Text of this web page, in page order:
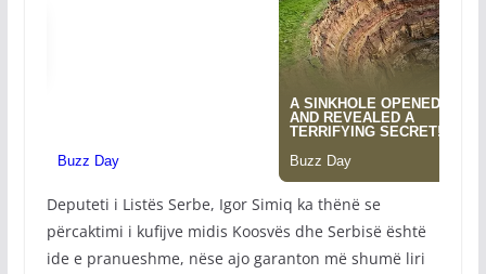
Deputeti i Listës Serbe, Igor Simiq ka thënë se
përcaktimi i kufijve midis Koosvës dhe Serbisë është
ide e pranueshme, nëse ajo garanton më shumë liri